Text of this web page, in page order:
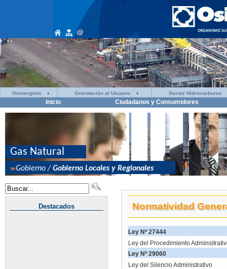
Osinergmin Orientación al Usuario Sector Hidrocarburos
Inicio Ciudadanos y Consumidores